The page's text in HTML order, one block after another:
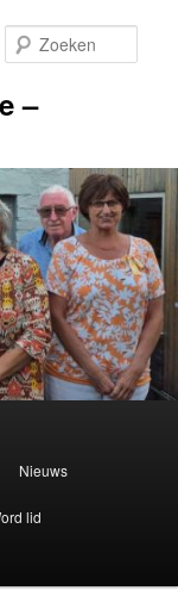
–
Nieuws
lid